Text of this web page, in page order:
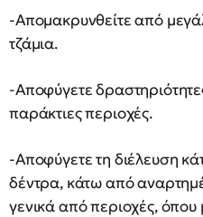
-Απομακρυνθείτε από
τζάμια.
-Αποφύγετε
παράκτιες περιοχές.
-Αποφύγετε τη διέλευση
δέντρα, κάτω από
γενικά από περιοχές,